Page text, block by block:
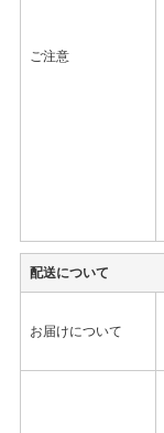
ご注意
配送について
お届けについて